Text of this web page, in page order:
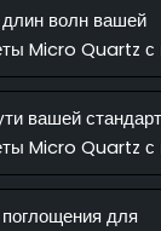
длин волн вашей
Micro Quartz с
вашей
Micro Quartz с
для